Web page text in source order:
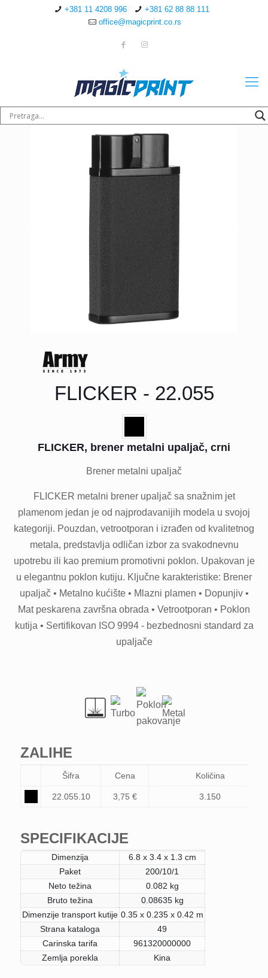
+381 11 4208 996
+381 62 88 88 111
office@magicprint.co.rs
FLICKER - 22.055
FLICKER, brener metalni upaljač, crni
Brener metalni upaljač
FLICKER metalni brener upaljač sa snažnim jet
plamenom jedan je od najprodavanijih modela u svojoj
kategoriji. Pouzdan, vetrootporan i izrađen od kvalitetnog
metala, predstavlja odličan izbor za svakodnevnu
upotrebu ili kao premium promotivni poklon. Upakovan je
u elegantnu poklon kutiju. Ključne karakteristike: Brener
upaljač • Metalno kućište • Mlazni plamen • Dopunjiv •
Mat peskarena završna obrada • Vetrootporan • Poklon
kutija • Sertifikovan ISO 9994 - bezbednosni standard za
upaljače
ZALIHE
Šifra Cena Količina
22.055.10 3,75 € 3.150
SPECIFIKACIJE
Dimenzija
6.8 x 3.4 x 1.3 cm
Paket
200/10/1
Neto težina
0.082 kg
Bruto težina
0.08635 kg
Dimenzije transport kutije 0.35 x 0.235 x 0.42 m
Strana kataloga
49
Carinska tarifa
961320000000
Zemlja porekla
Kina